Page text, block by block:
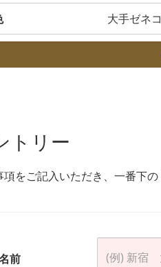
大手ゼネ
トリー
項をご記入いただき、一番下
前